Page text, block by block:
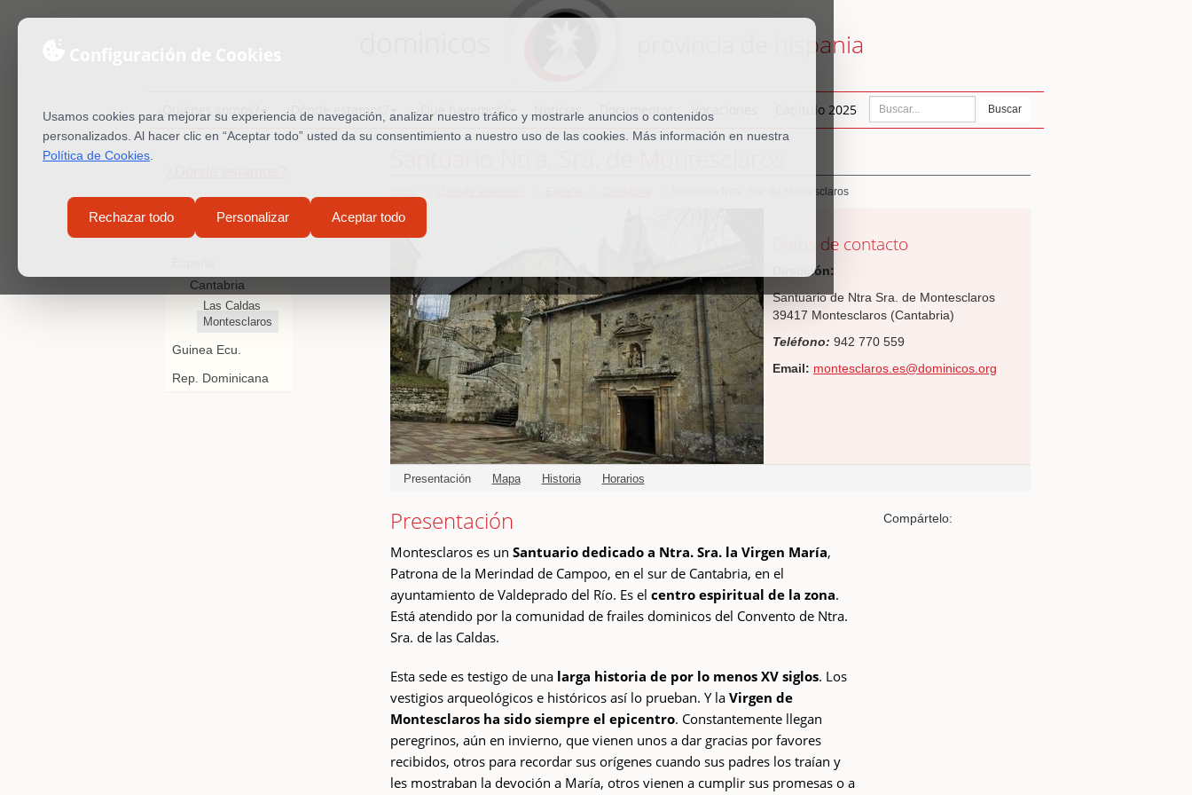
Usamos cookies para mejorar su experiencia de navegación, analizar nuestro tráfico y mostrarle anuncios o contenidos
personalizados. Al hacer clic en “Aceptar todo” usted da su consentimiento a nuestro uso de las cookies. Más información en nuestra
Política de Cookies
Rechazar todo Personalizar Aceptar todo
hispania
¿Quiénes somos? ¿Dónde estamos? ¿Qué hacemos? Noticias Documentos Vocaciones Capítulo 2025 Buscar
Cono Sur
Cuba
Cantabria
Las Caldas
Montesclaros
Guinea Ecu.
Rep. Dominicana
Santuario Ntra. Sra. de Montesclaros
Datos de contacto
Dirección:
Santuario de Ntra Sra. de Montesclaros
39417 Montesclaros (Cantabria)
Teléfono: 942 770 559
Email: montesclaros.es@dominicos.org
Presentación Mapa Historia Horarios
Presentación
Montesclaros es un Santuario dedicado a Ntra. Sra. la Virgen María,
Patrona de la Merindad de Campoo, en el sur de Cantabria, en el
ayuntamiento de Valdeprado del Río. Es el centro espiritual de la zona.
Está atendido por la comunidad de frailes dominicos del Convento de Ntra.
Sra. de las Caldas.
Esta sede es testigo de una larga historia de por lo menos XV siglos. Los
vestigios arqueológicos e históricos así lo prueban. Y la Virgen de
Montesclaros ha sido siempre el epicentro. Constantemente llegan
peregrinos, aún en invierno, que vienen unos a dar gracias por favores
recibidos, otros para recordar sus orígenes cuando sus padres los traían y
les mostraban la devoción a María, otros vienen a cumplir sus promesas o a
Compártelo: